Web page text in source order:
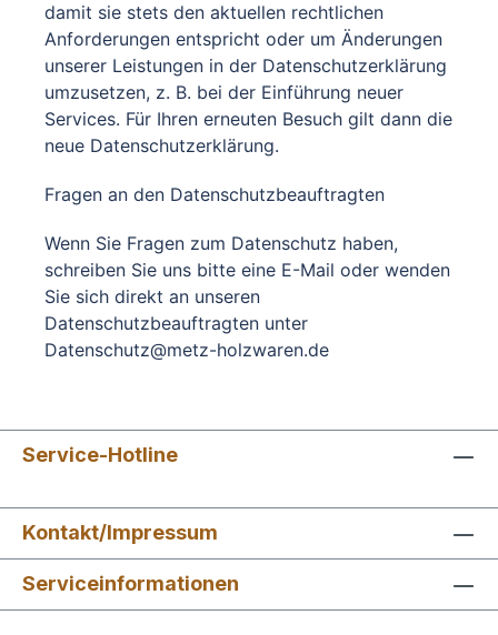
damit sie stets den aktuellen rechtlichen
Anforderungen entspricht oder um Änderungen
unserer Leistungen in der Datenschutzerklärung
umzusetzen, z. B. bei der Einführung neuer
Services. Für Ihren erneuten Besuch gilt dann die
neue Datenschutzerklärung.
Fragen an den Datenschutzbeauftragten
Wenn Sie Fragen zum Datenschutz haben,
schreiben Sie uns bitte eine E-Mail oder wenden
Sie sich direkt an unseren
Datenschutzbeauftragten unter
Datenschutz@metz-holzwaren.de
Service-Hotline
Kontakt/Impressum
Serviceinformationen